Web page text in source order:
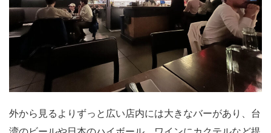
外から見るよりずっと広い店内には大きなバーがあり、台